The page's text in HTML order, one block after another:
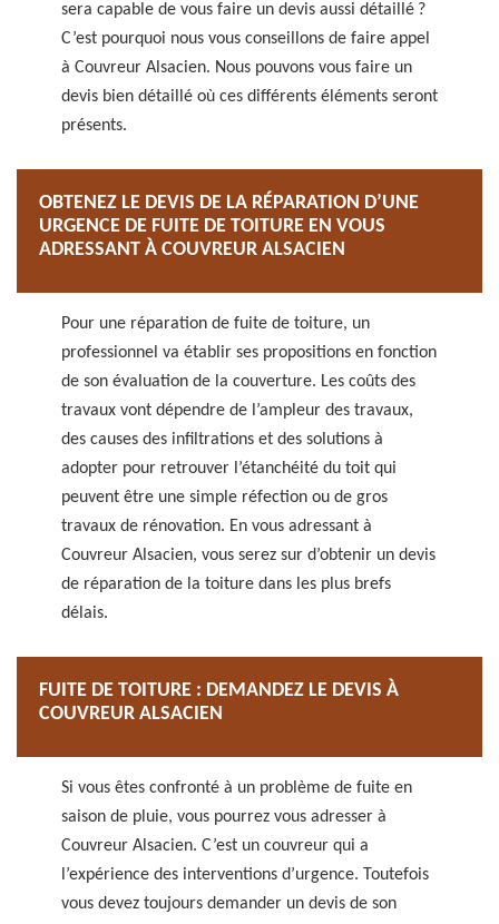
sera capable de vous faire un devis aussi détaillé ?
C’est pourquoi nous vous conseillons de faire appel
à Couvreur Alsacien. Nous pouvons vous faire un
devis bien détaillé où ces différents éléments seront
présents.
OBTENEZ LE DEVIS DE LA RÉPARATION D’UNE
URGENCE DE FUITE DE TOITURE EN VOUS
ADRESSANT À COUVREUR ALSACIEN
Pour une réparation de fuite de toiture, un
professionnel va établir ses propositions en fonction
de son évaluation de la couverture. Les coûts des
travaux vont dépendre de l’ampleur des travaux,
des causes des infiltrations et des solutions à
adopter pour retrouver l’étanchéité du toit qui
peuvent être une simple réfection ou de gros
travaux de rénovation. En vous adressant à
Couvreur Alsacien, vous serez sur d’obtenir un devis
de réparation de la toiture dans les plus brefs
délais.
FUITE DE TOITURE : DEMANDEZ LE DEVIS À
COUVREUR ALSACIEN
Si vous êtes confronté à un problème de fuite en
saison de pluie, vous pourrez vous adresser à
Couvreur Alsacien. C’est un couvreur qui a
l’expérience des interventions d’urgence. Toutefois
vous devez toujours demander un devis de son